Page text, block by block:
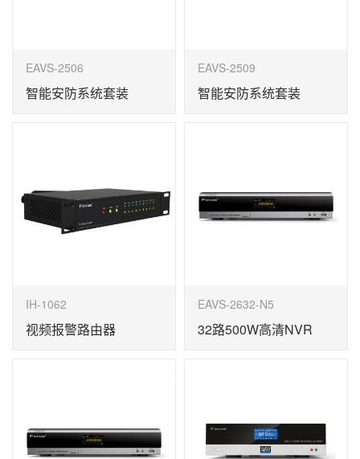
EAVS-2506
智能安防系统套装
EAVS-2509
智能安防系统套装
IH-1062
视频报警路由器
EAVS-2632-N5
32路500W高清NVR